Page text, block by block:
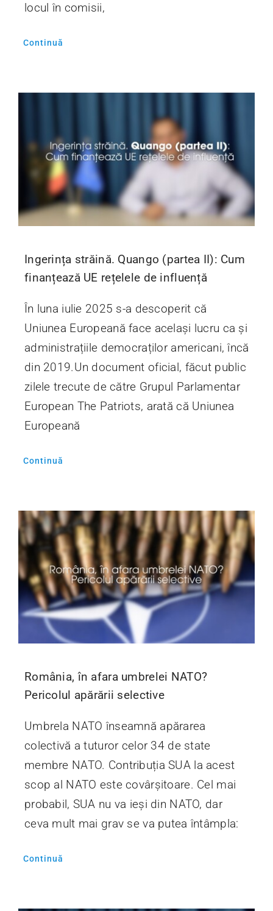
locul în comisii,
Continuă
Ingerința străină. Quango (partea II): Cum
finanțează UE rețelele de influență
În luna iulie 2025 s-a descoperit că
Uniunea Europeană face același lucru ca și
administrațiile democraților americani, încă
din 2019.Un document oficial, făcut public
zilele trecute de către Grupul Parlamentar
European The Patriots, arată că Uniunea
Europeană
Continuă
România, în afara umbrelei NATO?
Pericolul apărării selective
Umbrela NATO înseamnă apărarea
colectivă a tuturor celor 34 de state
membre NATO. Contribuția SUA la acest
scop al NATO este covârșitoare. Cel mai
probabil, SUA nu va ieși din NATO, dar
ceva mult mai grav se va putea întâmpla:
Continuă